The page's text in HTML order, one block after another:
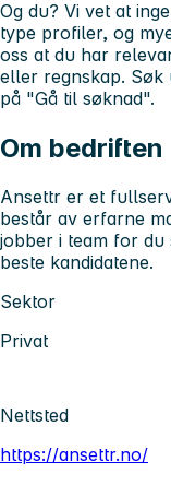
Og du? Vi vet at
type profiler, og
oss at du har
eller regnskap. Søk
på "Gå til søknad".
Om bedriften
Ansettr er et
består av erfarne
jobber i team for du
beste kandidatene.
Sektor
Privat
Nettsted
https://ansettr.no/